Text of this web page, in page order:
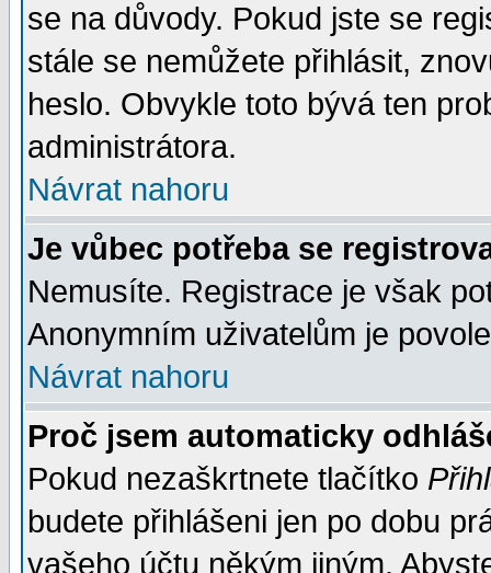
se na důvody. Pokud jste se
stále se nemůžete přihlásit,
heslo. Obvykle toto bývá ten
administrátora.
Návrat nahoru
Je vůbec potřeba se
Nemusíte. Registrace je však
Anonymním uživatelům je
Návrat nahoru
Proč jsem automaticky
Pokud nezaškrtnete tlačítko
budete přihlášeni jen po dobu
vašeho účtu někým jiným.